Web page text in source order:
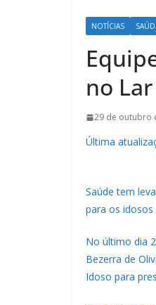
NOTÍCIAS
no
29 de outubro
Última
Saúde tem
para os
No último dia
Bezerra de
Idoso para